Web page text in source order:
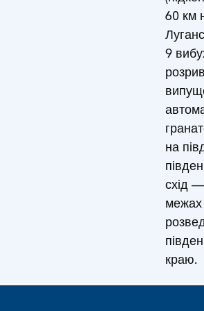
60 км
9
на
схід —
межах
краю.